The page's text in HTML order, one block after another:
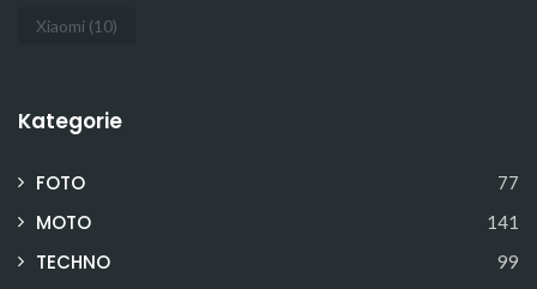
Xiaomi (10)
Kategorie
FOTO 77
MOTO 141
TECHNO 99